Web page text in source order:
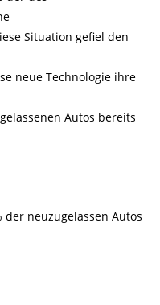
Situation gefiel den
neue Technologie ihre
Autos bereits
der neuzugelassen Autos